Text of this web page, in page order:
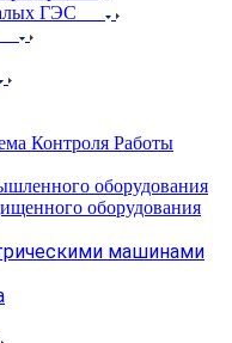
ГЭС
Контроля Работы
оборудования
оборудования
машинами